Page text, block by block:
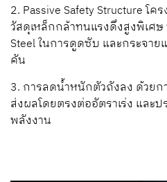
2. Passive Safety Structure โ
วัสดุเหล็กกล้าทนแรงดึงสูงพิเศษ
Steel ในการดูดซับ และกระจา
คัน
3. การลดน้ำหนักตัวถังลง ด้วย
ส่งผลโดยตรงต่ออัตราเร่ง และ
พลังงาน